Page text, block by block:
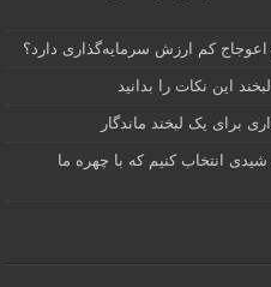
کم ارزش سرمایه‌گذاری دارد؟
این نکات را بدانید
برای یک لبخند ماندگار
انتخاب کنیم که با چهره ما